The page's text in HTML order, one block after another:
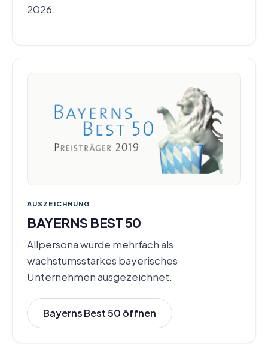
2026.
AUSZEICHNUNG
BAYERNS BEST 50
Allpersona wurde mehrfach als
wachstumsstarkes bayerisches
Unternehmen ausgezeichnet.
Bayerns Best 50 öffnen